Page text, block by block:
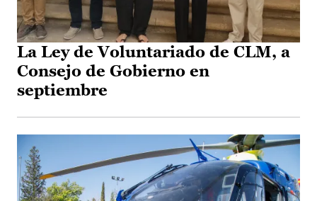
La Ley de Voluntariado de CLM, a
Consejo de Gobierno en
septiembre